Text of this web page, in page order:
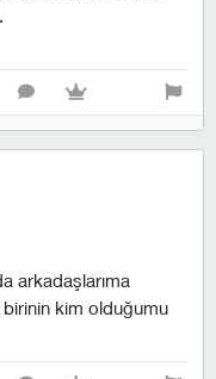
arkadaşlarıma
kim olduğumu